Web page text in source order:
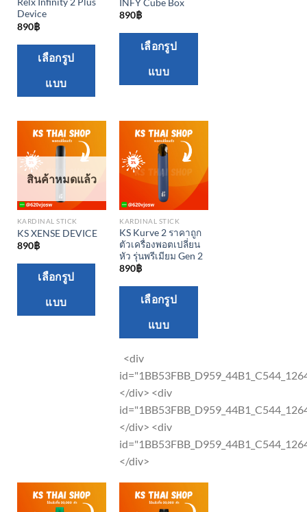
Relx Infinity 2 Plus
Device
890฿
เลือกรูป
แบบ
has
variants.
options
may
chosen
the
product
page
INFY Cube Box
890฿
เลือกรูป
แบบ
be
on
สินค้าหมดแล้ว
KARDINAL STICK
KS XENSE DEVICE
890฿
เลือกรูป
แบบ
This
product
variants.
options
may
chosen
the
KARDINAL STICK
KS Kurve 2 ราคาถูก
ตัวเครื่องพอตเปลี่ยน
หัว รุ่นพรีเมียม Gen 2
890฿
เลือกรูป
แบบ
The
may
chosen
the
<div
</div> <div
</div> <div
</div>